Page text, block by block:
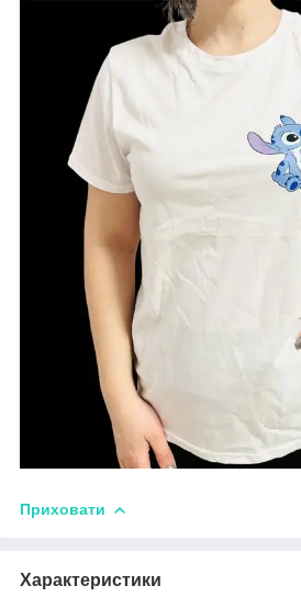
Приховати
Характеристики